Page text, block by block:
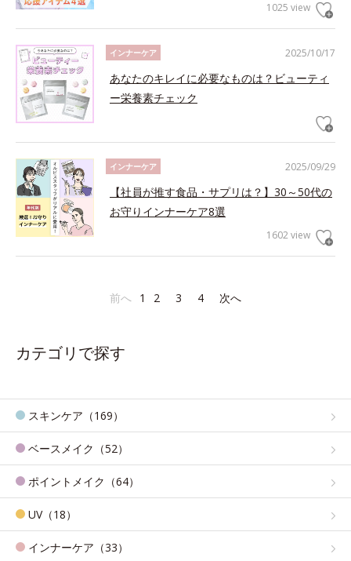
1025 view
2025/10/17
インナーケア
あなたのキレイに必要なものは？ビューティ
ー栄養素チェック
2025/09/29
インナーケア
【社員が推す食品・サプリは？】30～50代の
お守りインナーケア8選
1602 view
前へ 1 2 3 4 次へ
カテゴリで探す
スキンケア（169）
ベースメイク（52）
ポイントメイク（64）
UV（18）
インナーケア（33）